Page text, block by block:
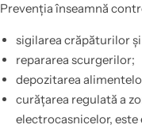
Prevenția înseamnă
sigilarea crăpăturilor
repararea scurgerilor;
depozitarea
curățarea regulată a
electrocasnicelor, este